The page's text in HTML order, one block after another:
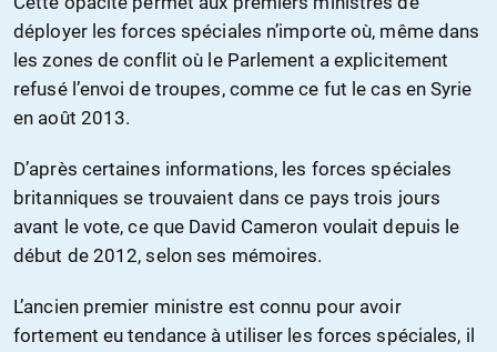
déployer les forces spéciales n’importe où, même dans
les zones de conflit où le Parlement a explicitement
refusé l’envoi de troupes, comme ce fut le cas en Syrie
en août 2013.
D’après certaines informations, les forces spéciales
britanniques se trouvaient dans ce pays trois jours
avant le vote, ce que David Cameron voulait depuis le
début de 2012, selon ses mémoires.
L’ancien premier ministre est connu pour avoir
fortement eu tendance à utiliser les forces spéciales, il